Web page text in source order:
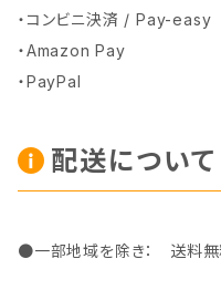
・コンビニ決済 / Pay-easy
・Amazon Pay
・PayPal
配送について
●一部地域を除き： 送料無